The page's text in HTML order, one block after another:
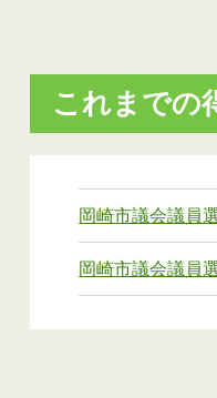
これまでの
岡崎市議会議員
岡崎市議会議員